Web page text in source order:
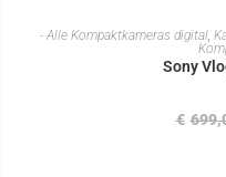
IN
- Alle Kompaktkameras digital,
Sony
€